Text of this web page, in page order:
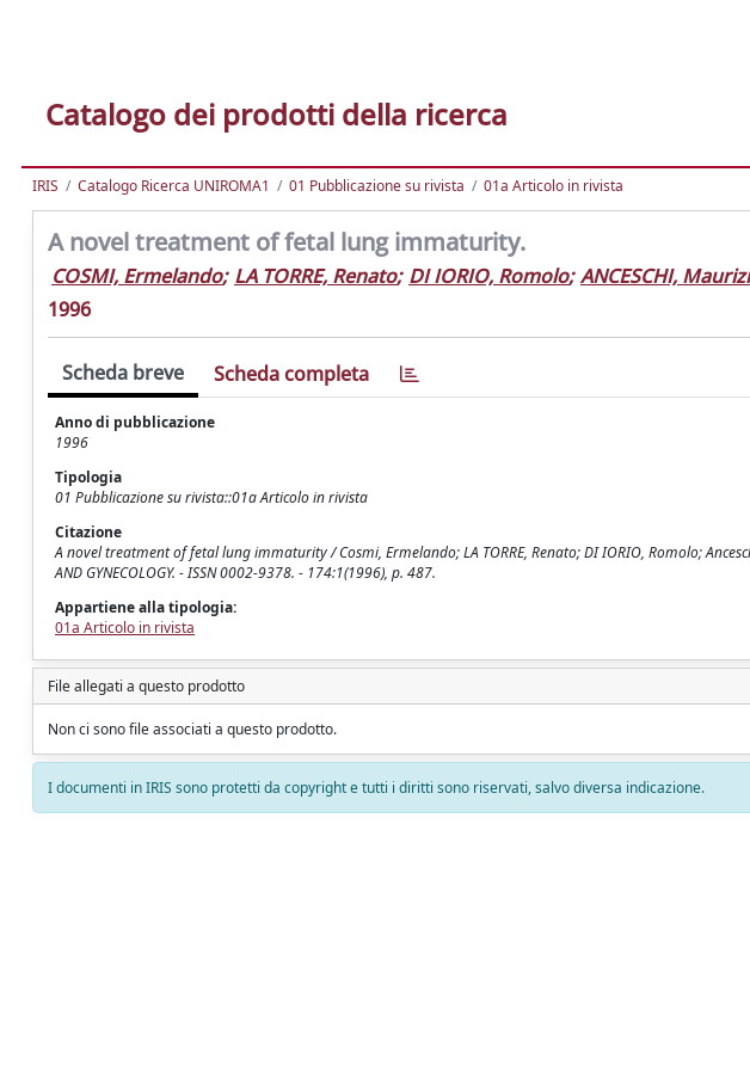
Catalogo dei prodotti della ricerca
IRIS Catalogo Ricerca UNIROMA1 01 Pubblicazione su rivista 01a Articolo in rivista
A novel treatment of fetal lung immaturity.
COSMI, Ermelando; LA TORRE, Renato; DI IORIO, Romolo; ANCESCHI,
1996
Scheda breve Scheda completa
Anno di pubblicazione
1996
Tipologia
01 Pubblicazione su rivista::01a Articolo in rivista
Citazione
A novel treatment of fetal lung immaturity / Cosmi, Ermelando; LA TORRE, Renato; DI IORIO, Romolo;
AND GYNECOLOGY. - ISSN 0002-9378. - 174:1(1996), p. 487.
Appartiene alla tipologia:
01a Articolo in rivista
File allegati a questo prodotto
Non ci sono file associati a questo prodotto.
I documenti in IRIS sono protetti da copyright e tutti i diritti sono riservati, salvo diversa indicazione.